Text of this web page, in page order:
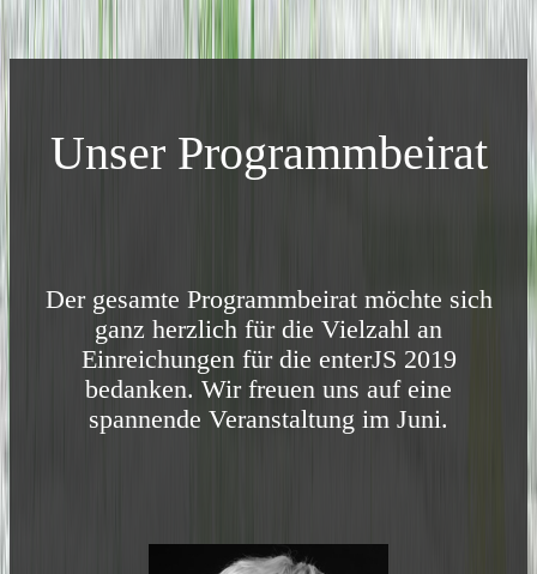
Unser Programmbeirat
Der gesamte Programmbeirat möchte sich
ganz herzlich für die Vielzahl an
Einreichungen für die enterJS 2019
bedanken. Wir freuen uns auf eine
spannende Veranstaltung im Juni.